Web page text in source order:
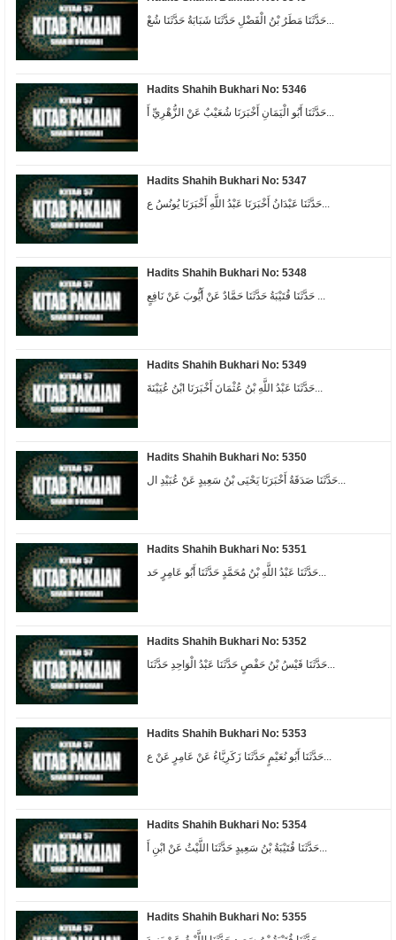
Hadits Shahih Bukhari No: 5346
Hadits Shahih Bukhari No: 5347
حَدَّثَنَا عَبْدَانُ أَخْبَرَنَا عَبْدُ اللَّهِ أَخْبَرَنَا يُونُسُ ع...
Hadits Shahih Bukhari No: 5348
حَدَّثَنَا قُتَيْبَةُ حَدَّثَنَا حَمَّادٌ عَنْ أَيُّوبَ عَنْ نَافِعٍ ...
Hadits Shahih Bukhari No: 5349
حَدَّثَنَا عَبْدُ اللَّهِ بْنُ عُثْمَانَ أَخْبَرَنَا ابْنُ عُيَيْنَةَ...
Hadits Shahih Bukhari No: 5350
حَدَّثَنَا صَدَقَةُ أَخْبَرَنَا يَحْيَى بْنُ سَعِيدٍ عَنْ عُبَيْدِ ال...
Hadits Shahih Bukhari No: 5351
حَدَّثَنَا عَبْدُ اللَّهِ بْنُ مُحَمَّدٍ حَدَّثَنَا أَبُو عَامِرٍ حَد...
Hadits Shahih Bukhari No: 5352
Hadits Shahih Bukhari No: 5353
Hadits Shahih Bukhari No: 5354
حَدَّثَنَا قُتَيْبَةُ بْنُ سَعِيدٍ حَدَّثَنَا اللَّيْثُ عَنْ ابْنِ أَ...
Hadits Shahih Bukhari No: 5355